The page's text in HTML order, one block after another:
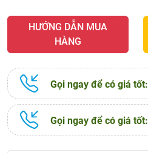
HƯỚNG DẪN MUA
HÀNG
Gọi ngay để có giá tốt:
Gọi ngay để có giá tốt: